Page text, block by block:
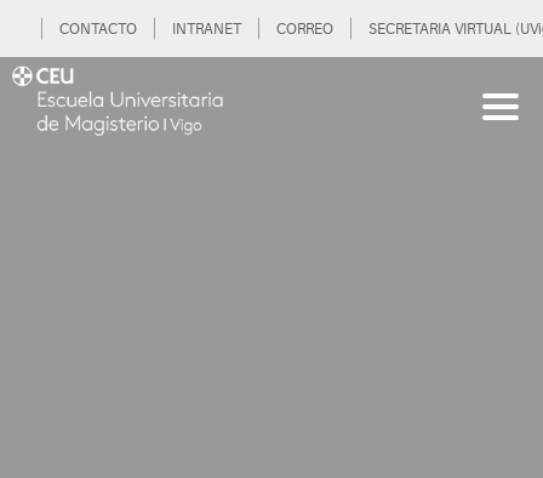
CONTACTO INTRANET CORREO SECRETARIA VIRTUAL